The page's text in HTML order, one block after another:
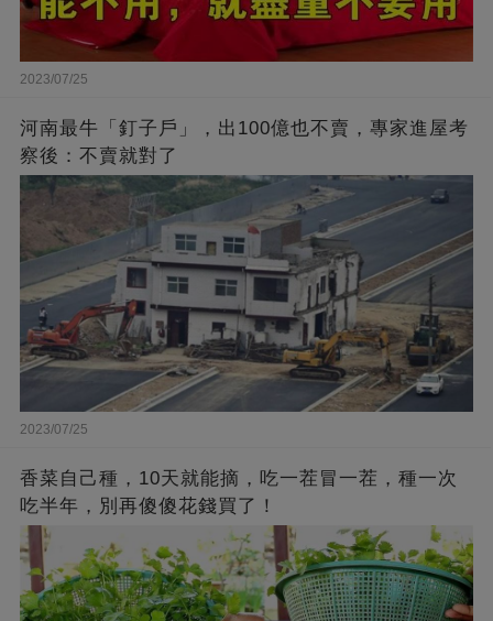
2023/07/25
河南最牛「釘子戶」，出100億也不賣，專家進屋考
察後：不賣就對了
2023/07/25
香菜自己種，10天就能摘，吃一茬冒一茬，種一次
吃半年，別再傻傻花錢買了！